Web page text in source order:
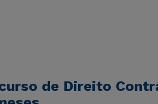
de Direito